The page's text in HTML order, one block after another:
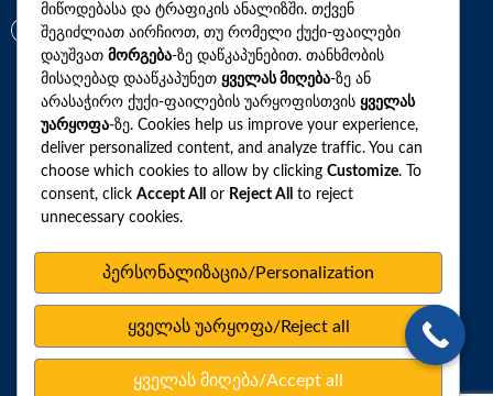
info@synevo.ge
2021 – 2026 © სინევო. ყველა უფლება დაცულია
ყველა ანალიზი
ჩვენი აქციები და პროფილები
როგორ მოვემზადოთ ტესტების ჩასაბარებლად
ლაბორატორიული ცენტრები
სარედაქციო პოლიტიკა
ვებსაიტის რუკა
მიწოდებასა და ტრაფიკის ანალიზში. თქვენ
შეგიძლიათ აირჩიოთ, თუ რომელი ქუქი-ფაილები
დაუშვათ მორგება-ზე დაწკაპუნებით. თანხმობის
მისაღებად დააწკაპუნეთ ყველას მიღება-ზე ან
არასაჭირო ქუქი-ფაილების უარყოფისთვის ყველას
უარყოფა-ზე. Cookies help us improve your experience,
deliver personalized content, and analyze traffic. You can
choose which cookies to allow by clicking Customize. To
consent, click Accept All or Reject All
to reject
unnecessary cookies.
პერსონალიზაცია/Personalization
ყველას უარყოფა/Reject all
ყველას მიღება/Accept all